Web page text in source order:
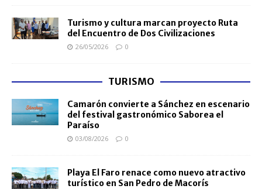
Turismo y cultura marcan proyecto Ruta
del Encuentro de Dos Civilizaciones
26/05/2026 0
TURISMO
Camarón convierte a Sánchez en escenario
del festival gastronómico Saborea el
Paraíso
03/08/2026 0
Playa El Faro renace como nuevo atractivo
turístico en San Pedro de Macorís